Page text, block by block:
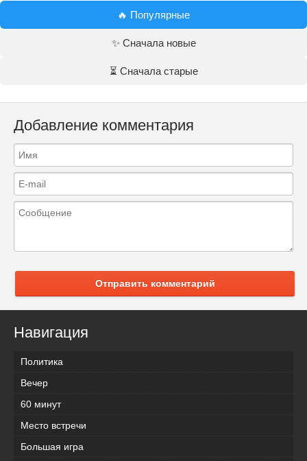
🔥 Популярные
✨ Сначала новые
⏳ Сначала старые
Добавление комментария
Отправить комментарий
Навигация
Политика
Вечер
60 минут
Место встречи
Большая игра